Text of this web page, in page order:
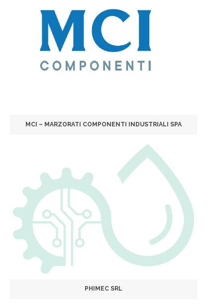
MCI – MARZORATI COMPONENTI INDUSTRIALI SPA
PHIMEC SRL